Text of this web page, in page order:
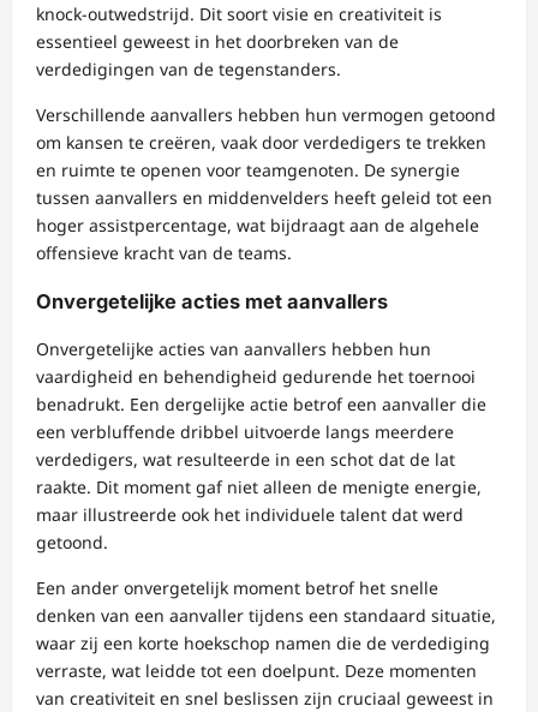
knock-outwedstrijd. Dit soort visie en creativiteit is
essentieel geweest in het doorbreken van de
verdedigingen van de tegenstanders.
Verschillende aanvallers hebben hun vermogen getoond
om kansen te creëren, vaak door verdedigers te trekken
en ruimte te openen voor teamgenoten. De synergie
tussen aanvallers en middenvelders heeft geleid tot een
hoger assistpercentage, wat bijdraagt aan de algehele
offensieve kracht van de teams.
Onvergetelijke acties met aanvallers
Onvergetelijke acties van aanvallers hebben hun
vaardigheid en behendigheid gedurende het toernooi
benadrukt. Een dergelijke actie betrof een aanvaller die
een verbluffende dribbel uitvoerde langs meerdere
verdedigers, wat resulteerde in een schot dat de lat
raakte. Dit moment gaf niet alleen de menigte energie,
maar illustreerde ook het individuele talent dat werd
getoond.
Een ander onvergetelijk moment betrof het snelle
denken van een aanvaller tijdens een standaard situatie,
waar zij een korte hoekschop namen die de verdediging
verraste, wat leidde tot een doelpunt. Deze momenten
van creativiteit en snel beslissen zijn cruciaal geweest in